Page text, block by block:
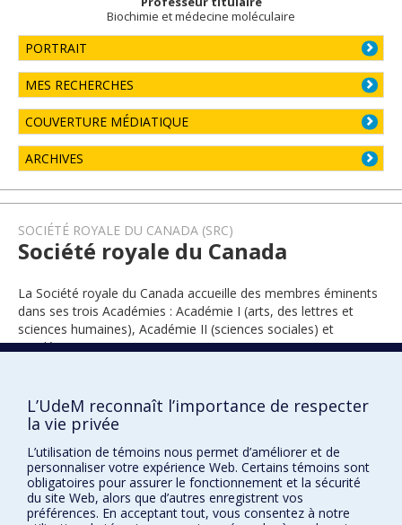
Biochimie et médecine moléculaire
PORTRAIT
MES RECHERCHES
COUVERTURE MÉDIATIQUE
ARCHIVES
SOCIÉTÉ ROYALE DU CANADA (SRC)
Société royale du Canada
La Société royale du Canada accueille des membres éminents
dans ses trois Académies : Académie I (arts, des lettres et
sciences humaines), Académie II (sciences sociales) et
Académie III (sciences).
2018
L’UdeM reconnaît l’importance de respecter
la vie privée
L’utilisation de témoins nous permet d’améliorer et de
personnaliser votre expérience Web. Certains témoins sont
obligatoires pour assurer le fonctionnement et la sécurité
du site Web, alors que d’autres enregistrent vos
préférences. En acceptant tout, vous consentez à notre